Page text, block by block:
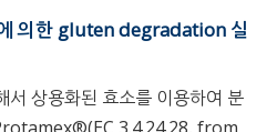
의한 gluten degradation 실
상용화된 효소를 이용하여 분